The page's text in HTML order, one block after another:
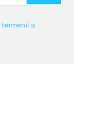
termenii si